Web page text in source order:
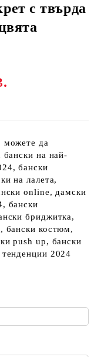
с твърда
можете да
бански на най-
бански
на лалета,
online, дамски
бански
бриджитка,
бански костюм,
push up, бански
2024